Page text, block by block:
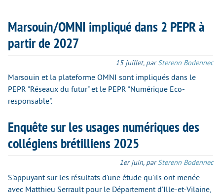
Marsouin/OMNI impliqué dans 2 PEPR à
partir de 2027
15 juillet, parSterenn Bodennec
Marsouin et la plateforme OMNI sont impliqués dans le
PEPR "Réseaux du futur" et le PEPR "Numérique Eco-
responsable".
Enquête sur les usages numériques des
collégiens brétilliens 2025
1er juin, parSterenn Bodennec
S’appuyant sur les résultats d’une étude qu’ils ont menée
avec Matthieu Serrault pour le Département d’Ille-et-Vilaine,